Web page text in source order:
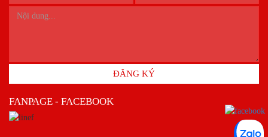
ĐĂNG KÝ
FANPAGE - FACEBOOK